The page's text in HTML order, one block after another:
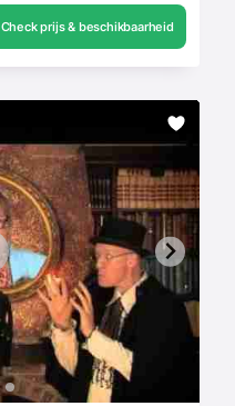
Check prijs & beschikbaarheid